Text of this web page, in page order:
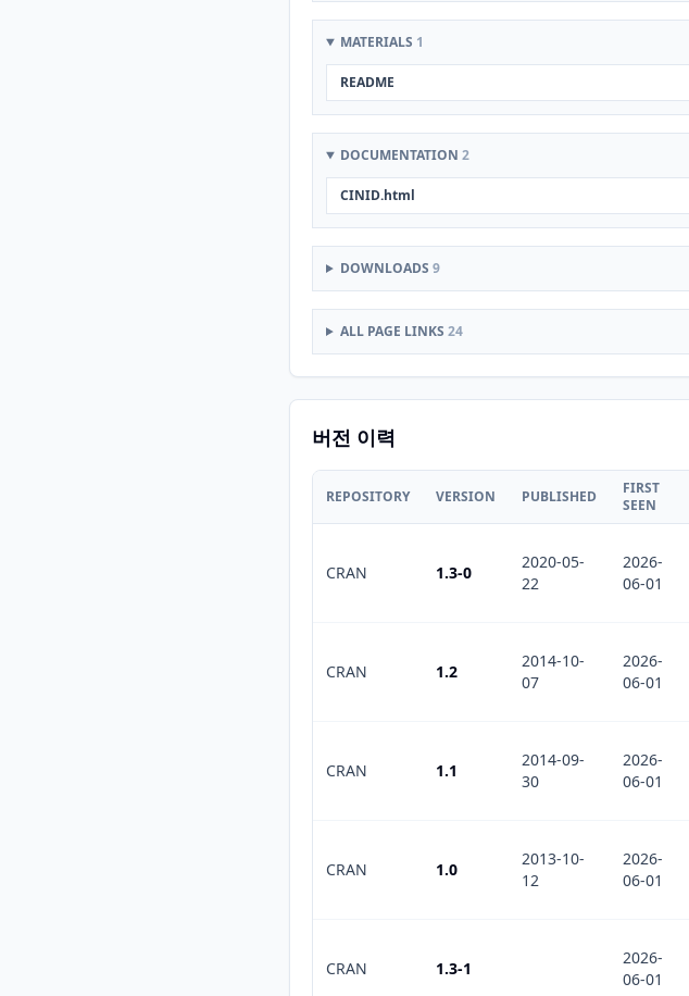
MATERIALS 1
README
DOCUMENTATION 2
CINID.html
DOWNLOADS 9
ALL PAGE LINKS 24
버전 이력
REPOSITORY VERSION PUBLISHED
FIRST
SEEN
CRAN 1.3-0
2020-05-
22
2026-
06-01
CRAN 1.2
2014-10-
07
2026-
06-01
CRAN 1.1
2014-09-
30
2026-
06-01
CRAN 1.0
2013-10-
12
2026-
06-01
CRAN 1.3-1
2026-
06-01